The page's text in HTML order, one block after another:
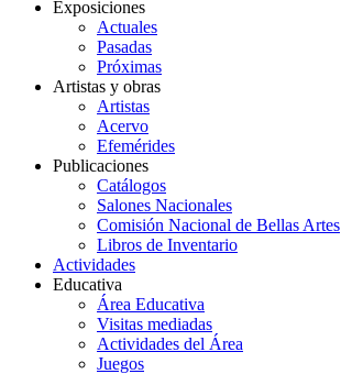
Exposiciones
Actuales
Pasadas
Próximas
Artistas y obras
Artistas
Acervo
Efemérides
Publicaciones
Catálogos
Salones Nacionales
Comisión Nacional de Bellas Artes
Libros de Inventario
Actividades
Educativa
Área Educativa
Visitas mediadas
Actividades del Área
Juegos